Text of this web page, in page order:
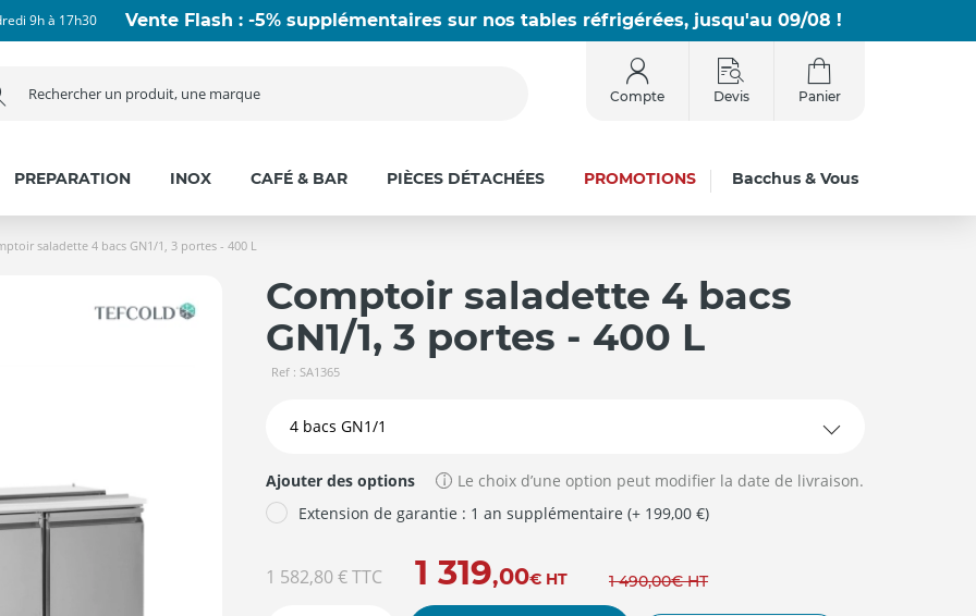
9h à 17h30 Vente Flash : -5% supplémentaires sur nos tables réfrigérées, jusqu'au 09/08 !
Compte Devis Panier
PREPARATION INOX CAFÉ & BAR PIÈCES DÉTACHÉES PROMOTIONS Bacchus & Vous
saladette 4 bacs GN1/1, 3 portes - 400 L
Comptoir saladette 4 bacs
GN1/1, 3 portes - 400 L
Ref : SA1365
Ajouter des options
Le choix d’une option peut modifier la date de livraison.
Extension de garantie : 1 an supplémentaire (+ 199,00 €)
1 582,80 €TTC 1 319,00€ HT 1 490,00€ HT